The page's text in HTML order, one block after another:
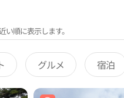
順に表示します。
グルメ 宿泊